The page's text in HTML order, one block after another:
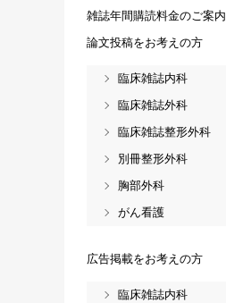
雑誌年間購読料金のご案内
論文投稿をお考えの方
臨床雑誌内科
臨床雑誌外科
臨床雑誌整形外科
別冊整形外科
胸部外科
がん看護
広告掲載をお考えの方
臨床雑誌内科